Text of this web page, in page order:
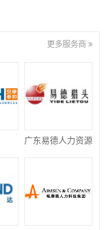
更多服务商
广东易德人力资源